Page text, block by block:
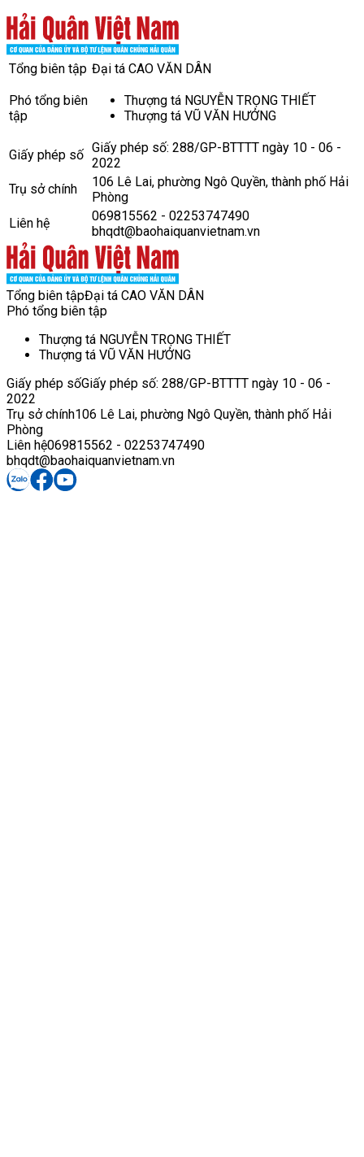
Tổng biên tập Đại tá CAO VĂN DÂN
Phó tổng biên
tập
Thượng tá NGUYỄN TRỌNG THIẾT
Thượng tá VŨ VĂN HƯỞNG
Giấy phép số Giấy phép số: 288/GP-BTTTT ngày 10 - 06 -
2022
Trụ sở chính
106 Lê Lai, phường Ngô Quyền, thành phố Hải
Phòng
Liên hệ
069815562 - 02253747490
bhqdt@baohaiquanvietnam.vn
Tổng biên tậpĐại tá CAO VĂN DÂN
Phó tổng biên tập
Thượng tá NGUYỄN TRỌNG THIẾT
Thượng tá VŨ VĂN HƯỞNG
Giấy phép sốGiấy phép số: 288/GP-BTTTT ngày 10 - 06 -
2022
Trụ sở chính106 Lê Lai, phường Ngô Quyền, thành phố Hải
Phòng
Liên hệ069815562 - 02253747490
bhqdt@baohaiquanvietnam.vn